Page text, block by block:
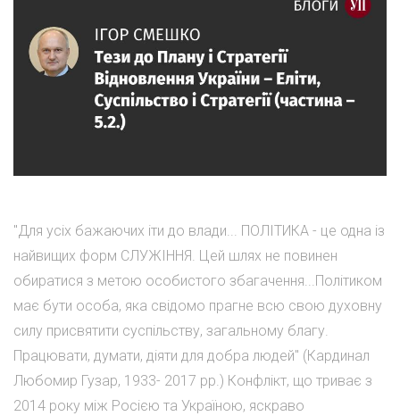
"Для усіх бажаючих іти до влади... ПОЛІТИКА - це одна із
найвищих форм СЛУЖІННЯ. Цей шлях не повинен
обиратися з метою особистого збагачення...Політиком
має бути особа, яка свідомо прагне всю свою духовну
силу присвятити суспільству, загальному благу.
Працювати, думати, діяти для добра людей" (Кардинал
Любомир Гузар, 1933- 2017 рр.) Конфлікт, що триває з
2014 року між Росією та Україною, яскраво